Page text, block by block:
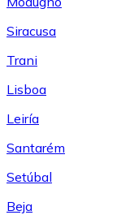
Siracusa
Trani
Lisboa
Leiría
Santarém
Setúbal
Beja